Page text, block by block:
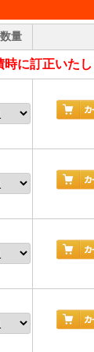
数量
に訂正いた